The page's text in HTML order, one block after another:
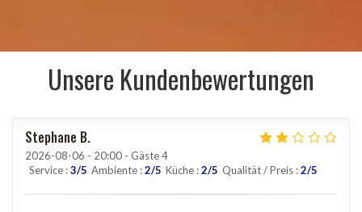
Unsere Kundenbewertungen
Stephane B
2026-08-06 - 20:00 - Gäste 4
Service :3/5 Ambiente :2/5 Küche :2/5 Qualität / Preis :2/5